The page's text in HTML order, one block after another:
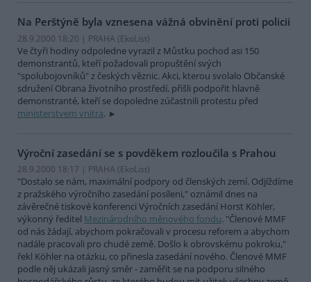
Na Perštýně byla vznesena vážná obvinění proti policii
28.9.2000 18:20 | PRAHA (EkoList)
Ve čtyři hodiny odpoledne vyrazil z Můstku pochod asi 150
demonstrantů, kteří požadovali propuštění svých
"spolubojovníků" z českých věznic. Akci, kterou svolalo Občanské
sdružení Obrana životního prostředí, přišli podpořit hlavně
demonstranté, kteří se dopoledne zúčastnili protestu před
ministerstvem vnitra.
Výroční zasedání se s povděkem rozloučila s Prahou
28.9.2000 18:17 | PRAHA (EkoList)
"Dostalo se nám, maximální podpory od členských zemí. Odjíždíme
z pražského výročního zasedání posíleni," oznámil dnes na
závěrečné tiskové konferenci Výročních zasedání Horst Köhler,
výkonný ředitel Mezinárodního měnového fondu. "Členové MMF
od nás žádají, abychom pokračovali v procesu reforem a abychom
nadále pracovali pro chudé země. Došlo k obrovskému pokroku,"
řekl Köhler na otázku, co přinesla zasedání nového. Členové MMF
podle něj ukázali jasný směr - zaměřit se na podporu silného